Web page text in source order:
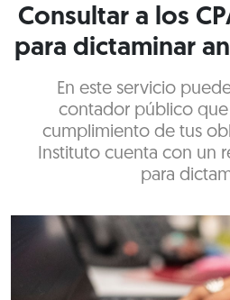
Consultar a los
para dictaminar
En este servicio
contador público que
cumplimiento de tus
Instituto cuenta con un
para